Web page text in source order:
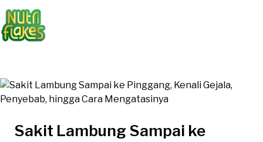
Sakit Lambung Sampai ke